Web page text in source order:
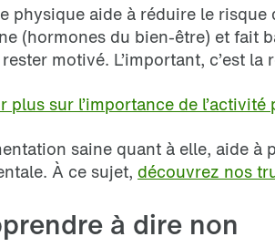
physique aide à réduire le
(hormones du bien-être) et fait
motivé. L’important, c’est la
plus sur l’importance de l’activité
saine quant à elle, aide
À ce sujet, découvrez nos
à dire non